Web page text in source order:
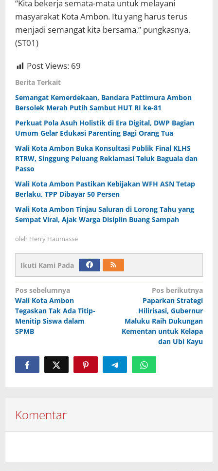
“Kita bekerja semata-mata untuk melayani
masyarakat Kota Ambon. Itu yang harus terus
menjadi semangat kita bersama,” pungkasnya.
(ST01)
Post Views: 69
Berita Terkait
Semangat Kemerdekaan, Bandara Pattimura Ambon
Bersolek Merah Putih Sambut HUT RI ke-81
Perkuat Pola Asuh Holistik di Era Digital, DWP Bagian
Umum Gelar Edukasi Parenting Bagi Orang Tua
Wali Kota Ambon Buka Konsultasi Publik Final KLHS
RTRW, Singgung Peluang Reklamasi Teluk Baguala dan
Passo
Wali Kota Ambon Pastikan Kebijakan WFH ASN Tetap
Berlaku, TPP Dibayar 50 Persen
Wali Kota Ambon Tinjau Saluran di Lorong Tahu yang
Sempat Viral, Ajak Warga Disiplin Buang Sampah
oleh Herry Haumasse
Ikuti Kami Pada
Navigasi
pos
Pos sebelumnya
Wali Kota Ambon
Tegaskan Tak Ada Titip-
Menitip Siswa dalam
SPMB
Pos berikutnya
Paparkan Strategi
Hilirisasi, Gubernur
Maluku Raih Dukungan
Kementan untuk Kelapa
dan Ubi Kayu
Komentar